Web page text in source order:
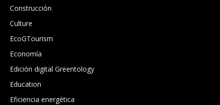
Construcción
Culture
EcoGTourism
Economía
Edición digital Greentology
Education
Eficiencia energética